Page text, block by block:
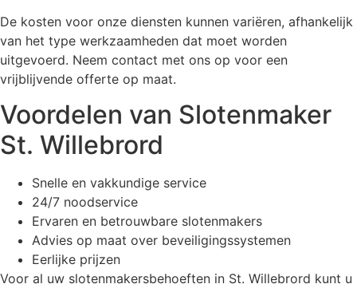
De kosten voor onze diensten kunnen variëren, afhankelijk
van het type werkzaamheden dat moet worden
uitgevoerd. Neem contact met ons op voor een
vrijblijvende offerte op maat.
Voordelen van Slotenmaker
St. Willebrord
Snelle en vakkundige service
24/7 noodservice
Ervaren en betrouwbare slotenmakers
Advies op maat over beveiligingssystemen
Eerlijke prijzen
Voor al uw slotenmakersbehoeften in St. Willebrord kunt u